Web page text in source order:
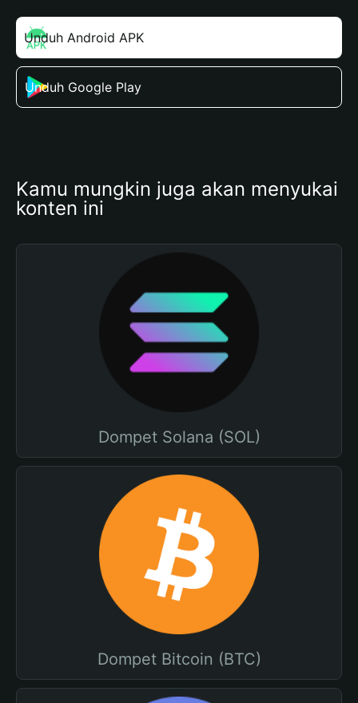
Unduh Android APK
Unduh Google Play
Kamu mungkin juga akan menyukai
konten ini
Dompet Solana (SOL)
Dompet Bitcoin (BTC)